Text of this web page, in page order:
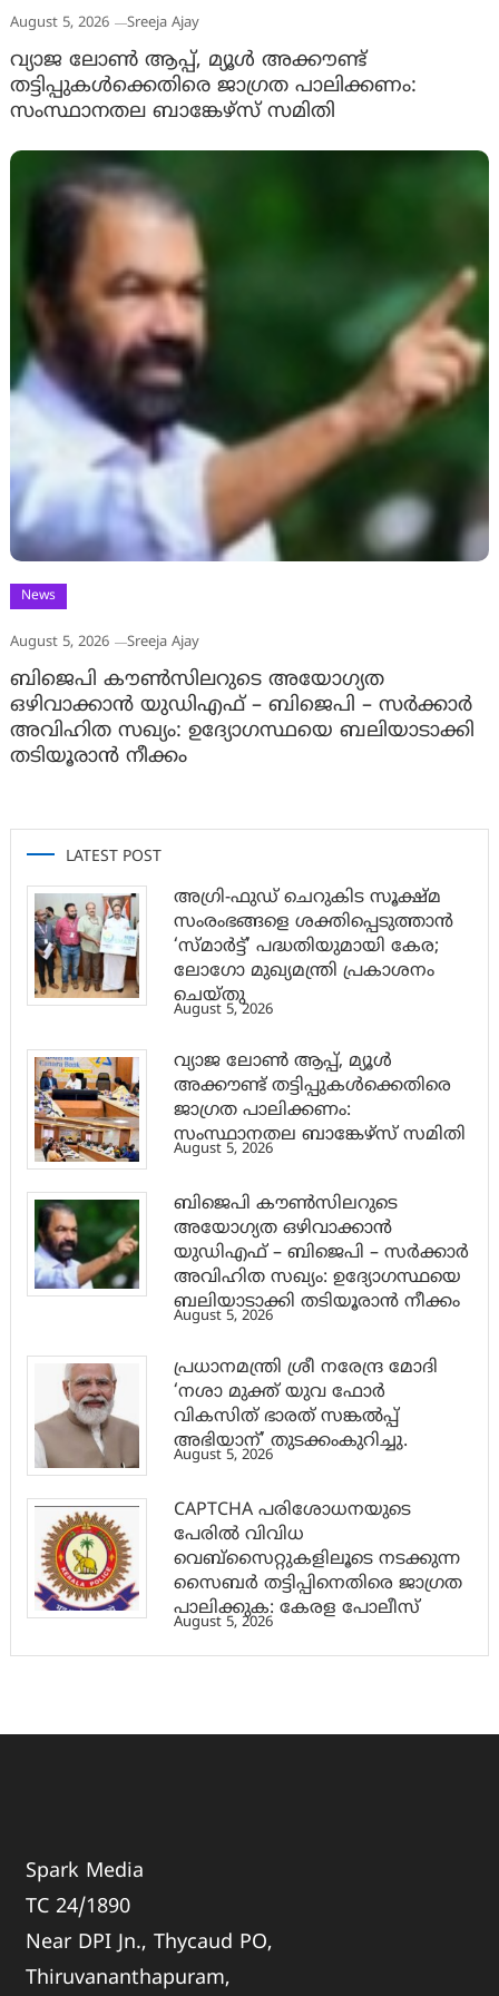
August 5, 2026 Sreeja Ajay
വ്യാജ ലോൺ ആപ്പ്, മ്യൂൾ അക്കൗണ്ട്
തട്ടിപ്പുകൾക്കെതിരെ ജാ​ഗ്രത പാലിക്കണം:
സംസ്ഥാനതല ബാങ്കേഴ്സ് സമിതി
News
August 5, 2026 Sreeja Ajay
ബിജെപി കൗൺസിലറുടെ അയോഗ്യത
ഒഴിവാക്കാൻ യുഡിഎഫ് – ബിജെപി – സർക്കാർ
അവിഹിത സഖ്യം: ഉദ്യോഗസ്ഥയെ ബലിയാടാക്കി
തടിയൂരാൻ നീക്കം
LATEST POST
അഗ്രി-ഫുഡ് ചെറുകിട സൂക്ഷ്മ
സംരംഭങ്ങളെ ശക്തിപ്പെടുത്താന്‍
‘സ്മാര്‍ട്ട്’ പദ്ധതിയുമായി കേര;
ലോഗോ മുഖ്യമന്ത്രി പ്രകാശനം
ചെയ്തു
August 5, 2026
വ്യാജ ലോൺ ആപ്പ്, മ്യൂൾ
അക്കൗണ്ട് തട്ടിപ്പുകൾക്കെതിരെ
ജാ​ഗ്രത പാലിക്കണം:
സംസ്ഥാനതല ബാങ്കേഴ്സ് സമിതി
August 5, 2026
ബിജെപി കൗൺസിലറുടെ
അയോഗ്യത ഒഴിവാക്കാൻ
യുഡിഎഫ് – ബിജെപി – സർക്കാർ
അവിഹിത സഖ്യം: ഉദ്യോഗസ്ഥയെ
ബലിയാടാക്കി തടിയൂരാൻ നീക്കം
August 5, 2026
പ്രധാനമന്ത്രി ശ്രീ നരേന്ദ്ര മോദി
‘നശാ മുക്ത് യുവ ഫോർ
വികസിത് ഭാരത് സങ്കൽപ്പ്
അഭിയാന്’ തുടക്കംകുറിച്ചു.
August 5, 2026
CAPTCHA പരിശോധനയുടെ
പേരില്‍ വിവിധ
വെബ്സൈറ്റുകളിലൂടെ നടക്കുന്ന
സൈബര്‍ തട്ടിപ്പിനെതിരെ ജാഗ്രത
പാലിക്കുക: കേരള പോലീസ്
August 5, 2026
Spark Media
TC 24/1890
Near DPI Jn., Thycaud PO,
Thiruvananthapuram,